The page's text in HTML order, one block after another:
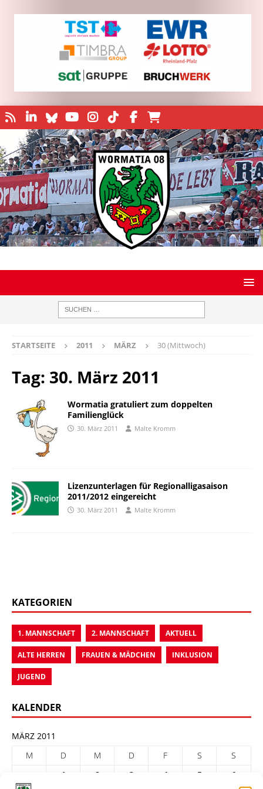
STARTSEITE 2011 MÄRZ 30 (Mittwoch)
Tag: 30. März 2011
Wormatia gratuliert zum doppelten
Familienglück
30. März 2011 Malte Kromm
Lizenzunterlagen für Regionalligasaison
2011/2012 eingereicht
30. März 2011 Malte Kromm
KATEGORIEN
1. MANNSCHAFT 2. MANNSCHAFT AKTUELL
ALTE HERREN FRAUEN & MÄDCHEN INKLUSION
JUGEND
KALENDER
MÄRZ 2011
M
D M D F S
S
1
2 3 4 5
6